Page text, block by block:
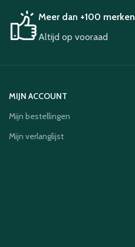
Meer dan +100 merken
Altijd op vooraad
MIJN ACCOUNT
Mijn bestellingen
Mijn verlanglijst